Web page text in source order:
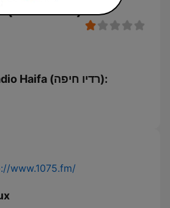
Radio Haifa (רדיו חיפה)
Fréquences Radio Haifa (רדיו חיפה):
www.1075.fm/